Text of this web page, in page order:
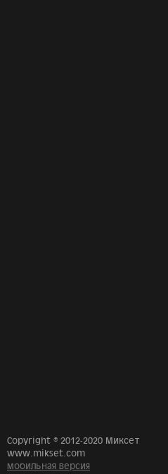
Copyright © 2012-2020 Миксет
www.mikset.com
мобильная версия